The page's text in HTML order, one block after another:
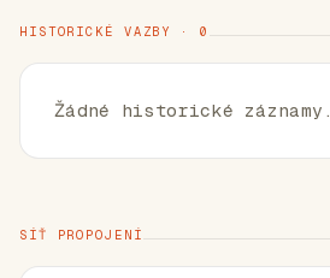
HISTORICKÉ VAZBY · 0
Žádné historické záznamy.
SÍŤ PROPOJENÍ